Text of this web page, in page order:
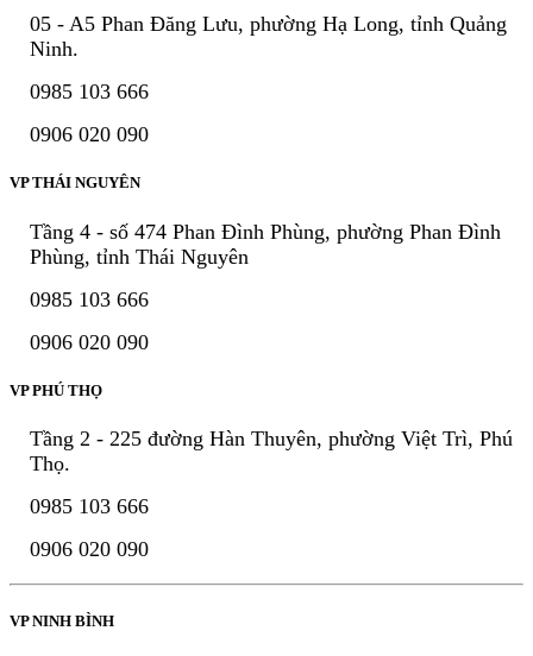
05 - A5 Phan Đăng Lưu, phường Hạ Long, tỉnh Quảng
Ninh.
0985 103 666
0906 020 090
VP THÁI NGUYÊN
Tầng 4 - số 474 Phan Đình Phùng, phường Phan Đình
Phùng, tỉnh Thái Nguyên
0985 103 666
0906 020 090
VP PHÚ THỌ
Tầng 2 - 225 đường Hàn Thuyên, phường Việt Trì, Phú
Thọ.
0985 103 666
0906 020 090
VP NINH BÌNH